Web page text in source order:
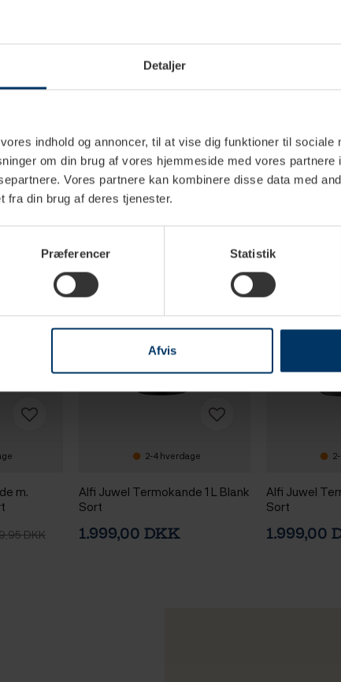
Detaljer
indhold og annoncer, til at vise dig funktioner til sociale
om din brug af vores hjemmeside med vores partnere
Vores partnere kan kombinere disse data med
fra din brug af deres tjenester.
Præferencer Statistik
Afvis
m.
DKK
2-4 hverdage
Alfi Juwel Termokande 1 L Blank
Sort
1.999,00 DKK
Alfi Juwel
Sort
1.999,00